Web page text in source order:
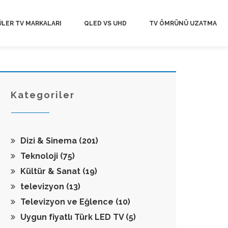
TV MARKALARI QLED VS UHD TV ÖMRÜNÜ UZATMA
Kategoriler
Dizi & Sinema (201)
Teknoloji (75)
Kültür & Sanat (19)
televizyon (13)
Televizyon ve Eğlence (10)
Uygun fiyatlı Türk LED TV (5)